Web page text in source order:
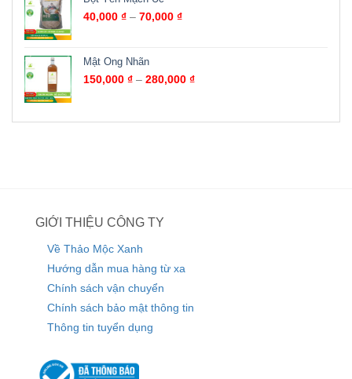
40,000 ₫ – 70,000 ₫
Mật Ong Nhãn
150,000 ₫ – 280,000 ₫
GIỚI THIỆU CÔNG TY
Về Thảo Mộc Xanh
Hướng dẫn mua hàng từ xa
Chính sách vận chuyển
Chính sách bảo mật thông tin
Thông tin tuyển dụng